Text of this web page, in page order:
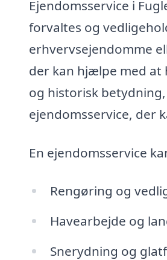
Ejendomsservice i
forvaltes og
erhvervsejendomme
der kan hjælpe med at
og historisk
ejendomsservice, der
En ejendomsservice
Rengøring og
Havearbejde og
Snerydning og